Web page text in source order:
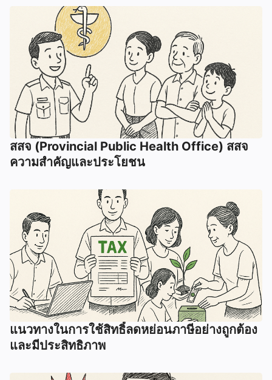
สสจ (Provincial Public Health Office) สสจ
ความสำคัญและประโยชน
แนวทางในการใช้สิทธิ์ลดหย่อนภาษีอย่างถูกต้อง
และมีประสิทธิภาพ